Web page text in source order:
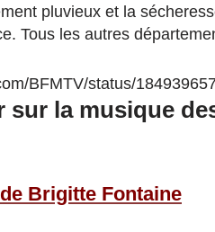
pluvieux et la
Tous les autres
BFMTV/status/
sur la musique
Brigitte Fontaine